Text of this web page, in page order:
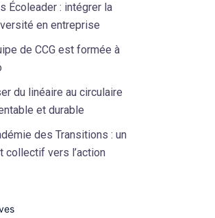
Écoleader : intégrer la
en entreprise
de CCG est formée à
du linéaire au circulaire
et durable
des Transitions : un
collectif vers l’action